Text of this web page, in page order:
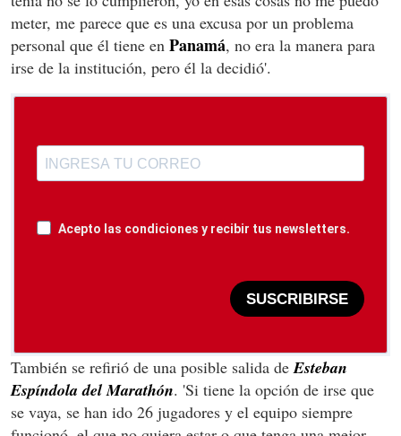
meter, me parece que es una excusa por un problema
personal que él tiene en Panamá, no era la manera para
irse de la institución, pero él la decidió'.
Acepto las condiciones y recibir tus newsletters.
SUSCRIBIRSE
También se refirió de una posible salida deEsteban
Espíndola del Marathón. 'Si tiene la opción de irse que
se vaya, se han ido 26 jugadores y el equipo siempre